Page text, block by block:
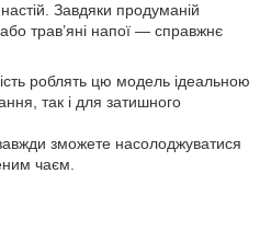
Завдяки продуманій
трав’яні напої — справжнє
роблять цю модель ідеальною
так і для затишного
зможете насолоджуватися
чаєм.